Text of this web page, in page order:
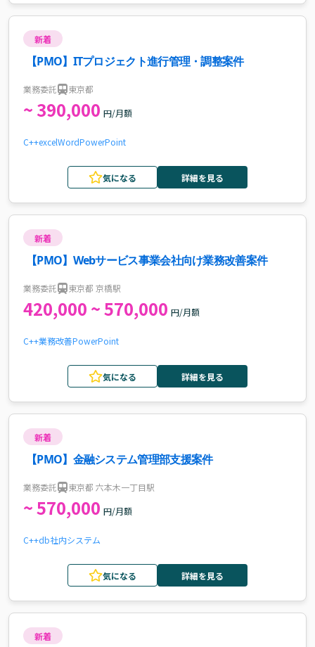
新着
【PMO】ITプロジェクト進行管理・調整案件
業務委託 東京都
~ 390,000 円/月額
C++excelWordPowerPoint
気になる 詳細を見る
新着
【PMO】Webサービス事業会社向け業務改善案件
業務委託 東京都 京橋駅
420,000 ~ 570,000 円/月額
C++業務改善PowerPoint
気になる 詳細を見る
新着
【PMO】金融システム管理部支援案件
業務委託 東京都 六本木一丁目駅
~ 570,000 円/月額
C++db社内システム
気になる 詳細を見る
新着